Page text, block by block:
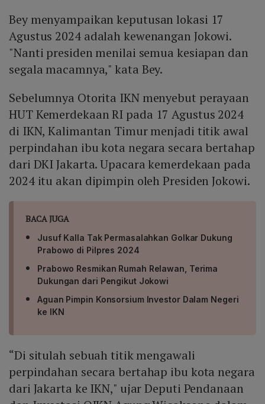
Bey menyampaikan keputusan lokasi 17
Agustus 2024 adalah kewenangan Jokowi.
"Nanti presiden menilai semua kesiapan dan
segala macamnya," kata Bey.
Sebelumnya Otorita IKN menyebut perayaan
HUT Kemerdekaan RI pada 17 Agustus 2024
di IKN, Kalimantan Timur menjadi titik awal
perpindahan ibu kota negara secara bertahap
dari DKI Jakarta. Upacara kemerdekaan pada
2024 itu akan dipimpin oleh Presiden Jokowi.
BACA JUGA
Jusuf Kalla Tak Permasalahkan Golkar Dukung
Prabowo di Pilpres 2024
Prabowo Resmikan Rumah Relawan, Terima
Dukungan dari Pengikut Jokowi
Aguan Pimpin Konsorsium Investor Dalam Negeri
ke IKN
“Di situlah sebuah titik mengawali
perpindahan secara bertahap ibu kota negara
dari Jakarta ke IKN," ujar Deputi Pendanaan